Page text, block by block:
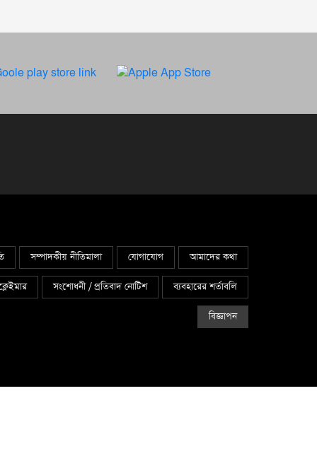
আমাদের কথা
যোগাযোগ
সম্পাদকীয় নীতিমালা
ব্যবহারের শর্তাবলি
সংশোধনী / প্রতিবাদ নোটিশ
বিজ্ঞাপন